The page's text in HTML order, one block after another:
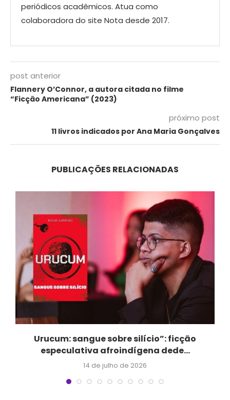
periódicos acadêmicos. Atua como
colaboradora do site Nota desde 2017.
post anterior
Flannery O’Connor, a autora citada no filme
“Ficção Americana” (2023)
próximo post
11 livros indicados por Ana Maria Gonçalves
PUBLICAÇÕES RELACIONADAS
Urucum: sangue sobre silício”: ficção
especulativa afroindígena dede...
14 de julho de 2026